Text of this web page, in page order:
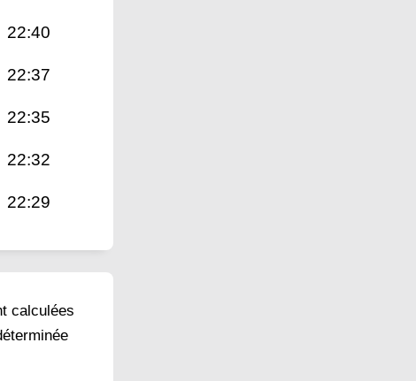
22:40
22:37
22:35
22:32
22:29
calculées